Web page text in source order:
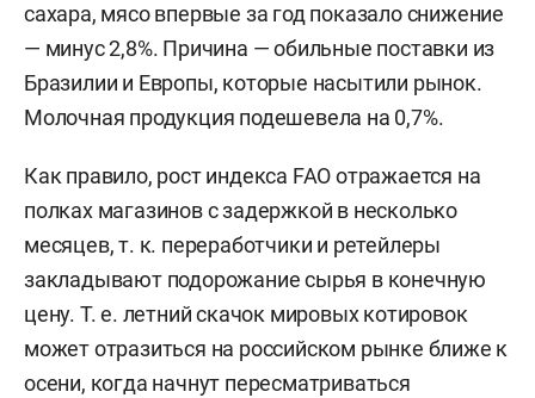
сахара, мясо впервые за год показало снижение
— минус 2,8%. Причина — обильные поставки из
Бразилии и Европы, которые насытили рынок.
Молочная продукция подешевела на 0,7%.
Как правило, рост индекса FAO отражается на
полках магазинов с задержкой в несколько
месяцев, т. к. переработчики и ретейлеры
закладывают подорожание сырья в конечную
цену. Т. е. летний скачок мировых котировок
может отразиться на российском рынке ближе к
осени, когда начнут пересматриваться